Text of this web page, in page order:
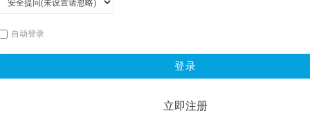
自动登录
登录
立即注册